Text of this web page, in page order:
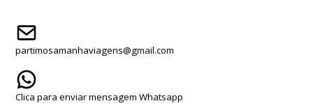
partimosamanhaviagens@gmail.com
Clica para enviar mensagem Whatsapp